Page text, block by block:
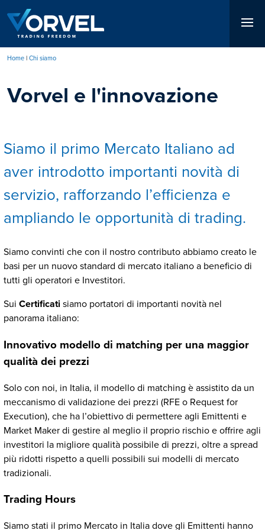
contenuto
principale
di
Home Chi siamo
Vorvel e l'innovazione
Siamo il primo Mercato Italiano ad
aver introdotto importanti novità di
servizio, rafforzando l’efficienza e
ampliando le opportunità di trading.
Siamo convinti che con il nostro contributo abbiamo creato le
basi per un nuovo standard di mercato italiano a beneficio di
tutti gli operatori e Investitori.
Sui Certificatisiamo portatori di importanti novità nel
panorama italiano:
Innovativo modello di matching per una maggior
qualità dei prezzi
Solo con noi, in Italia, il modello di matching è assistito da un
meccanismo di validazione dei prezzi (RFE o Request for
Execution), che ha l’obiettivo di permettere agli Emittenti e
Market Maker di gestire al meglio il proprio rischio e offrire agli
investitori la migliore qualità possibile di prezzi, oltre a spread
più ridotti rispetto a quelli possibili sui modelli di mercato
tradizionali.
Trading Hours
Siamo stati il primo Mercato in Italia dove gli Emittenti hanno